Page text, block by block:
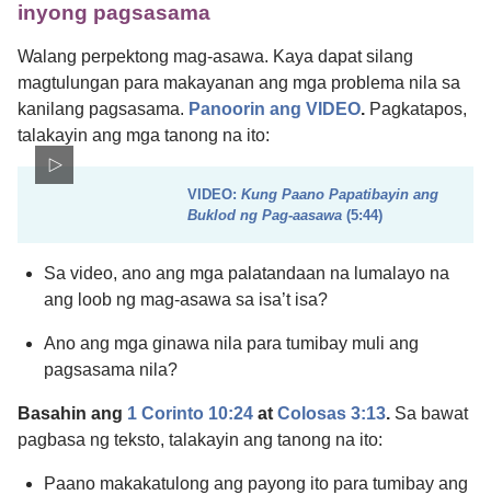
inyong pagsasama
Walang perpektong mag-asawa. Kaya dapat silang
magtulungan para makayanan ang mga problema nila sa
kanilang pagsasama. Panoorin ang VIDEO. Pagkatapos,
talakayin ang mga tanong na ito:
VIDEO: Kung Paano Papatibayin ang
Buklod ng Pag-aasawa(5:​44)
Sa video, ano ang mga palatandaan na lumalayo na
ang loob ng mag-asawa sa isa’t isa?
Ano ang mga ginawa nila para tumibay muli ang
pagsasama nila?
Basahin ang 1 Corinto 10:24 at Colosas 3:13. Sa bawat
pagbasa ng teksto, talakayin ang tanong na ito:
Paano makakatulong ang payong ito para tumibay ang